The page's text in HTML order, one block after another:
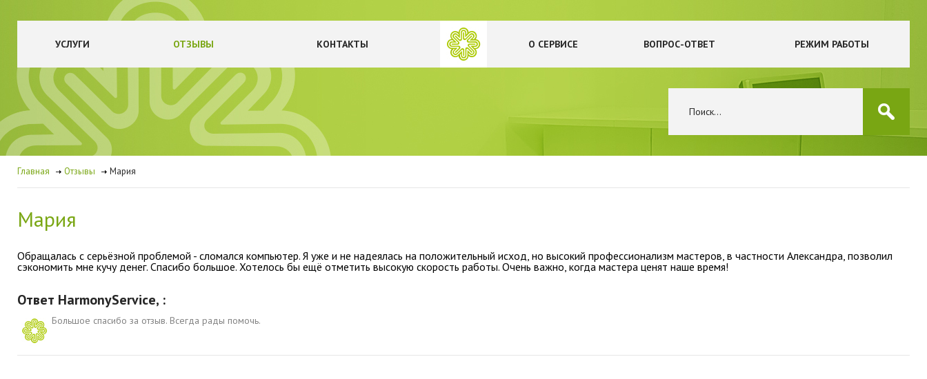
УСЛУГИ ОТЗЫВЫ КОНТАКТЫ О СЕРВИСЕ ВОПРОС-ОТВЕТ РЕЖИМ РАБОТЫ
Главная Отзывы Мария
Мария
Обращалась с серьёзной проблемой - сломался компьютер. Я уже и не надеялась на положительный исход, но высокий профессионализм мастеров, в частности Александра, позволил
сэкономить мне кучу денег. Спасибо большое. Хотелось бы ещё отметить высокую скорость работы. Очень важно, когда мастера ценят наше время!
Ответ HarmonyService, :
Большое спасибо за отзыв. Всегда рады помочь.